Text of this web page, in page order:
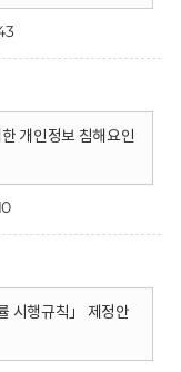
개인정보 침해요인
시행규칙」 제정안